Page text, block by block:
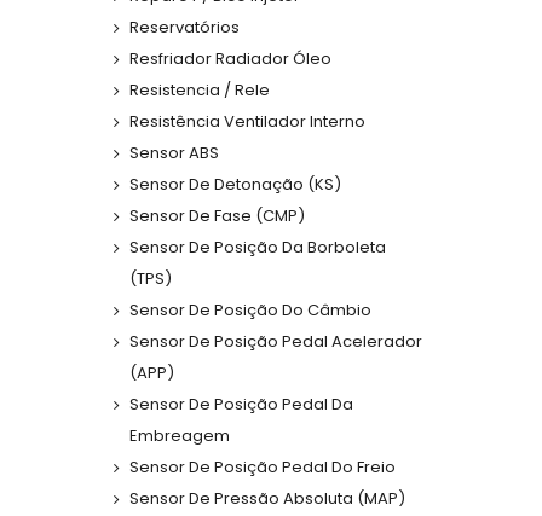
Reservatórios
Resfriador Radiador Óleo
Resistencia / Rele
Resistência Ventilador Interno
Sensor ABS
Sensor De Detonação (KS)
Sensor De Fase (CMP)
Sensor De Posição Da Borboleta
(TPS)
Sensor De Posição Do Câmbio
Sensor De Posição Pedal Acelerador
(APP)
Sensor De Posição Pedal Da
Embreagem
Sensor De Posição Pedal Do Freio
Sensor De Pressão Absoluta (MAP)